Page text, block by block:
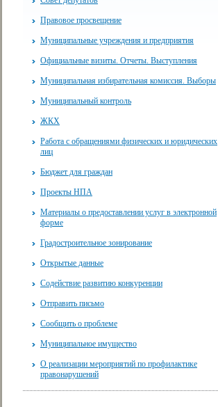
Правовое просвещение
Муниципальные учреждения и предприятия
Официальные визиты. Отчеты. Выступления
Муниципальная избирательная комиссия. Выборы
Муниципальный контроль
ЖКХ
Работа с обращениями физических и юридических
лиц
Бюджет для граждан
Проекты НПА
Материалы о предоставлении услуг в электронной
форме
Градостроительное зонирование
Открытые данные
Содействие развитию конкуренции
Отправить письмо
Сообщить о проблеме
Муниципальное имущество
О реализации мероприятий по профилактике
правонарушений